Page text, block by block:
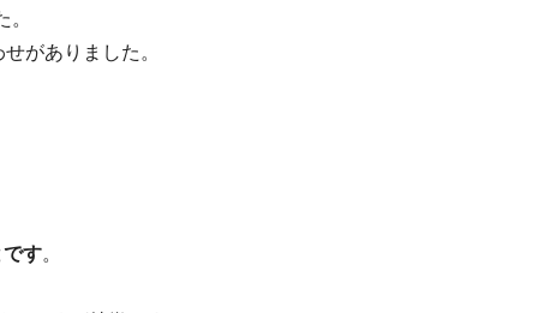
がありました。
です。